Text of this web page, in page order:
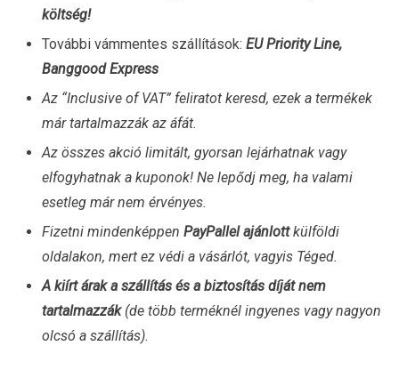
költség!
További vámmentes szállítások: EU Priority Line,
Banggood Express
Az “Inclusive of VAT” feliratot keresd, ezek a termékek
már tartalmazzák az áfát.
Az összes akció limitált, gyorsan lejárhatnak vagy
elfogyhatnak a kuponok! Ne lepődj meg, ha valami
esetleg már nem érvényes.
Fizetni mindenképpen PayPallel ajánlottkülföldi
oldalakon, mert ez védi a vásárlót, vagyis Téged.
A kiírt árak a szállítás és a biztosítás díját nem
tartalmazzák(de több terméknél ingyenes vagy nagyon
olcsó a szállítás).